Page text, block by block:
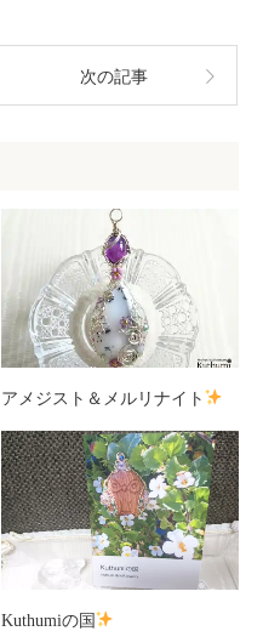
次の記事
アメジスト＆メルリナイト
Kuthumiの国